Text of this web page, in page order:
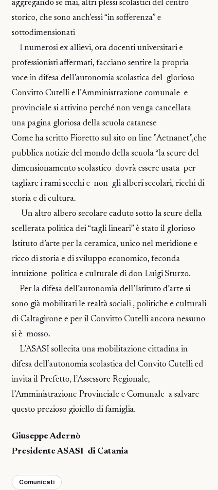
aggregando se mai, altri plessi scolastici del centro
storico, che sono anch’essi “in sofferenza” e
sottodimensionati
I numerosi ex allievi, ora docenti universitari e
professionisti affermati, facciano sentire la propria
voce in difesa dell’autonomia scolastica del glorioso
Convitto Cutelli e l’Amministrazione comunale e
provinciale si attivino perché non venga cancellata
una pagina gloriosa della scuola catanese
Come ha scritto Fioretto sul sito on line ”Aetnanet”,che
pubblica notizie del mondo della scuola “la scure del
dimensionamento scolastico dovrà essere usata per
tagliare i rami secchi e non gli alberi secolari, ricchi di
storia e di cultura.
Un altro albero secolare caduto sotto la scure della
scellerata politica dei “tagli lineari” è stato il glorioso
Istituto d’arte per la ceramica, unico nel meridione e
ricco di storia e di sviluppo economico, feconda
intuizione politica e culturale di don Luigi Sturzo.
Per la difesa dell’autonomia dell’Istituto d’arte si
sono già mobilitati le realtà sociali , politiche e culturali
di Caltagirone e per il Convitto Cutelli ancora nessuno
si è mosso.
L’ASASI sollecita una mobilitazione cittadina in
difesa dell’autonomia scolastica del Convito Cutelli ed
invita il Prefetto, l’Assessore Regionale,
l’Amministrazione Provinciale e Comunale a salvare
questo prezioso gioiello di famiglia.
Giuseppe Adernò
Presidente ASASI di Catania
Comunicati